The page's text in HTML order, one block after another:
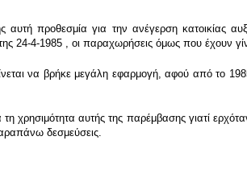
προθεσμία για την ανέγερση κατοικίας
24-4-1985 , οι παραχωρήσεις όμως που έχουν
να βρήκε μεγάλη εφαρμογή, αφού από το
τη χρησιμότητα αυτής της παρέμβασης γιατί
δεσμεύσεις.